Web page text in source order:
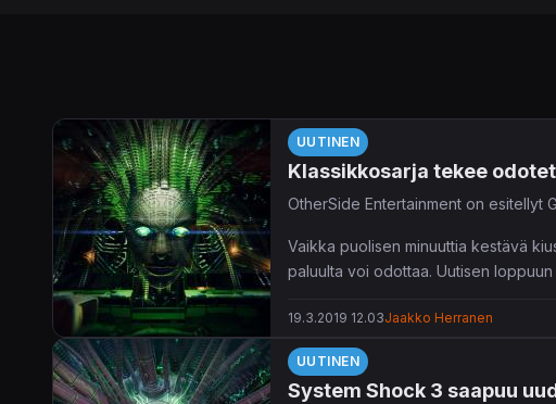
UUTINEN
Klassikkosarja tekee
OtherSide Entertainment on esitellyt
Vaikka puolisen minuuttia kestävä
paluulta voi odottaa. Uutisen
19.3.2019 12.03Jaakko Herranen
UUTINEN
System Shock 3 saapuu